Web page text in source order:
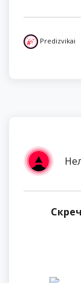
Predizvikai